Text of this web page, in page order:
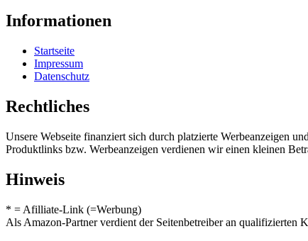
Informationen
Startseite
Impressum
Datenschutz
Rechtliches
Unsere Webseite finanziert sich durch platzierte Werbeanzeigen
Produktlinks bzw. Werbeanzeigen verdienen wir einen kleinen
Hinweis
* = Afilliate-Link (=Werbung)
Als Amazon-Partner verdient der Seitenbetreiber an qualifizierten